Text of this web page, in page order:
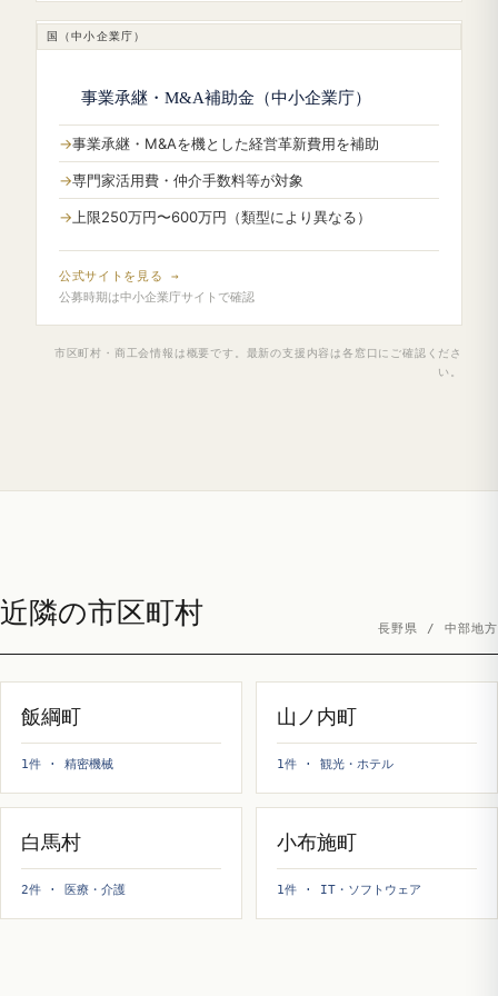
国（中小企業庁）
事業承継・M&A補助金（中小企業庁）
事業承継・M&Aを機とした経営革新費用を補助
専門家活用費・仲介手数料等が対象
上限250万円〜600万円（類型により異なる）
公式サイトを見る →
公募時期は中小企業庁サイトで確認
市区町村・商工会情報は概要です。最新の支援内容は各窓口にご確認くださ
い。
近隣の市区町村 長野県 / 中部地方
飯綱町
1件 · 精密機械
山ノ内町
1件 · 観光・ホテル
白馬村
2件 · 医療・介護
小布施町
1件 · IT・ソフトウェア